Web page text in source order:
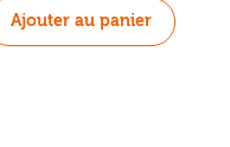
Ajouter au panier